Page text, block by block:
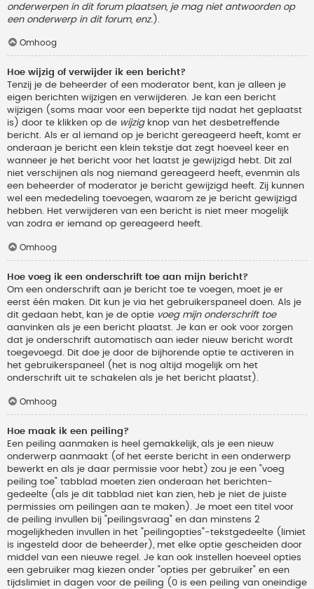
onderwerpen in dit forum plaatsen, je mag niet antwoorden op
een onderwerp in dit forum, enz. ).
Omhoog
Hoe wijzig of verwijder ik een bericht?
Tenzij je de beheerder of een moderator bent, kan je alleen je
eigen berichten wijzigen en verwijderen. Je kan een bericht
wijzigen (soms maar voor een beperkte tijd nadat het geplaatst
is) door te klikken op de wijzigknop van het desbetreffende
bericht. Als er al iemand op je bericht gereageerd heeft, komt er
onderaan je bericht een klein tekstje dat zegt hoeveel keer en
wanneer je het bericht voor het laatst je gewijzigd hebt. Dit zal
niet verschijnen als nog niemand gereageerd heeft, evenmin als
een beheerder of moderator je bericht gewijzigd heeft. Zij kunnen
wel een mededeling toevoegen, waarom ze je bericht gewijzigd
hebben. Het verwijderen van een bericht is niet meer mogelijk
van zodra er iemand op gereageerd heeft.
Omhoog
Hoe voeg ik een onderschrift toe aan mijn bericht?
Om een onderschrift aan je bericht toe te voegen, moet je er
eerst één maken. Dit kun je via het gebruikerspaneel doen. Als je
dit gedaan hebt, kan je de optie voeg mijn onderschrift toe
aanvinken als je een bericht plaatst. Je kan er ook voor zorgen
dat je onderschrift automatisch aan ieder nieuw bericht wordt
toegevoegd. Dit doe je door de bijhorende optie te activeren in
het gebruikerspaneel (het is nog altijd mogelijk om het
onderschrift uit te schakelen als je het bericht plaatst).
Omhoog
Hoe maak ik een peiling?
Een peiling aanmaken is heel gemakkelijk, als je een nieuw
onderwerp aanmaakt (of het eerste bericht in een onderwerp
bewerkt en als je daar permissie voor hebt) zou je een "voeg
peiling toe" tabblad moeten zien onderaan het berichten-
gedeelte (als je dit tabblad niet kan zien, heb je niet de juiste
permissies om peilingen aan te maken). Je moet een titel voor
de peiling invullen bij "peilingsvraag" en dan minstens 2
mogelijkheden invullen in het "peilingopties"-tekstgedeelte (limiet
is ingesteld door de beheerder), met elke optie gescheiden door
middel van een nieuwe regel. Je kan ook instellen hoeveel opties
een gebruiker mag kiezen onder "opties per gebruiker" en een
tijdslimiet in dagen voor de peiling (0 is een peiling van oneindige